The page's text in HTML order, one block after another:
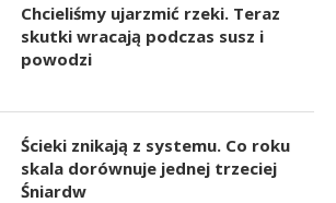
Chcieliśmy ujarzmić rzeki. Teraz
skutki wracają podczas susz i
powodzi
Ścieki znikają z systemu. Co roku
skala dorównuje jednej trzeciej
Śniardw